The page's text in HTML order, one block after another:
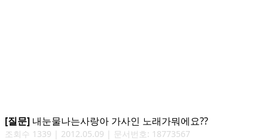
[질문] 내눈물나는사랑아 가사인 노래가뭐에요??
조회수 1339 | 2012.05.09 | 문서번호: 18773567